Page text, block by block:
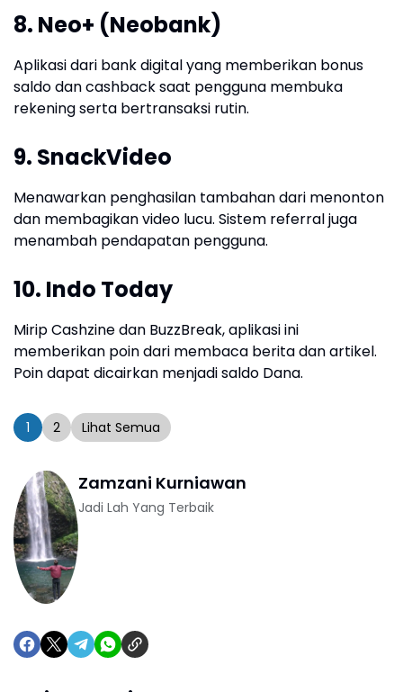
8. Neo+ (Neobank)
Aplikasi dari bank digital yang memberikan bonus
saldo dan cashback saat pengguna membuka
rekening serta bertransaksi rutin.
9. SnackVideo
Menawarkan penghasilan tambahan dari menonton
dan membagikan video lucu. Sistem referral juga
menambah pendapatan pengguna.
10. Indo Today
Mirip Cashzine dan BuzzBreak, aplikasi ini
memberikan poin dari membaca berita dan artikel.
Poin dapat dicairkan menjadi saldo Dana.
1 2 Lihat Semua
Zamzani Kurniawan
Jadi Lah Yang Terbaik